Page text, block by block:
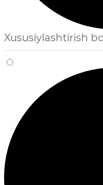
Xususiylashtirish